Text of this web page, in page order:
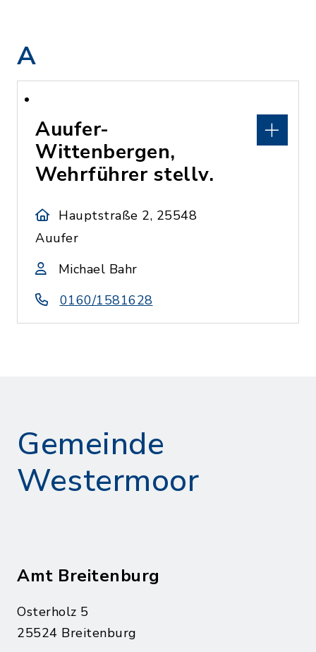
A
Auufer-
Wittenbergen,
Wehrführer stellv.
Hauptstraße 2, 25548
Auufer
Michael Bahr
0160/1581628
Gemeinde
Westermoor
Amt Breitenburg
Osterholz 5
25524 Breitenburg